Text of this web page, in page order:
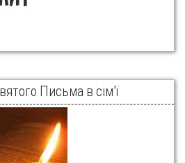
Письма в сім’ї